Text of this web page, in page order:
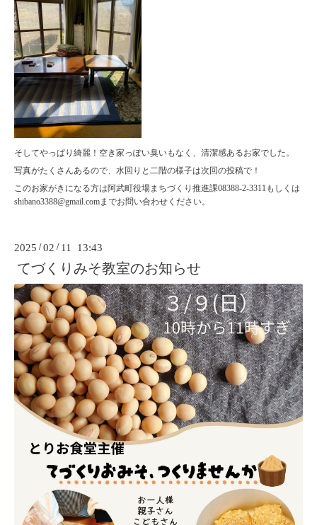
そしてやっぱり綺麗！空き家っぽい臭いもなく、清潔感あるお家でした。
写真がたくさんあるので、水回りと二階の様子は次回の投稿で！
このお家がきになる方は阿武町役場まちづくり推進課08388-2-3311もしくは
shibano3388@gmail.comまでお問い合わせください。
2025 /02 / 11 13:43
てづくりみそ教室のお知らせ